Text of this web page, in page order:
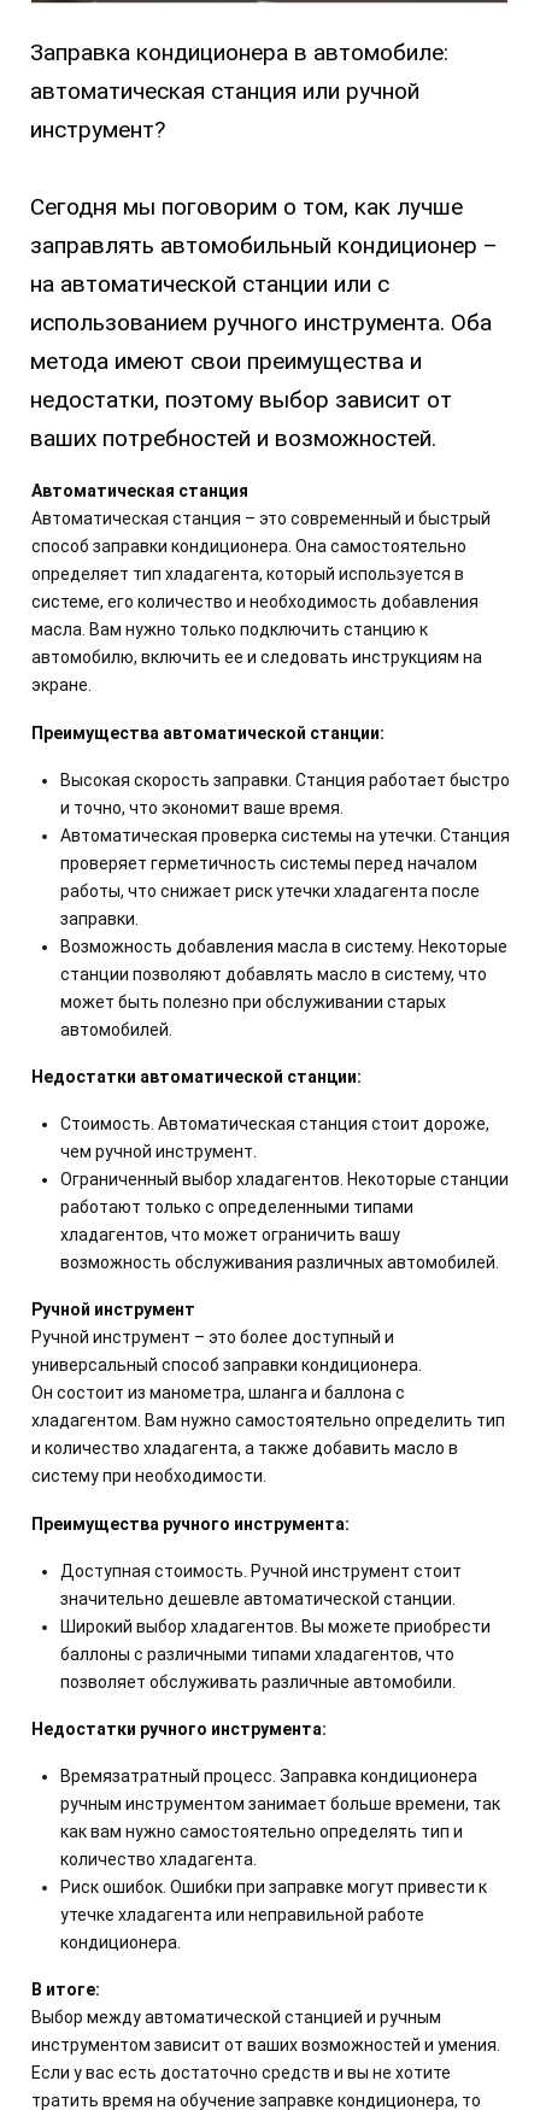
Заправка кондиционера в автомобиле:
автоматическая станция или ручной
инструмент?
Сегодня мы поговорим о том, как лучше
заправлять автомобильный кондиционер –
на автоматической станции или с
использованием ручного инструмента. Оба
метода имеют свои преимущества и
недостатки, поэтому выбор зависит от
ваших потребностей и возможностей.
Автоматическая станция
Автоматическая станция – это современный и быстрый
способ заправки кондиционера. Она самостоятельно
определяет тип хладагента, который используется в
системе, его количество и необходимость добавления
масла. Вам нужно только подключить станцию к
автомобилю, включить ее и следовать инструкциям на
экране.
Преимущества автоматической станции:
Высокая скорость заправки. Станция работает быстро
и точно, что экономит ваше время.
Автоматическая проверка системы на утечки. Станция
проверяет герметичность системы перед началом
работы, что снижает риск утечки хладагента после
заправки.
Возможность добавления масла в систему. Некоторые
станции позволяют добавлять масло в систему, что
может быть полезно при обслуживании старых
автомобилей.
Недостатки автоматической станции:
Стоимость. Автоматическая станция стоит дороже,
чем ручной инструмент.
Ограниченный выбор хладагентов. Некоторые станции
работают только с определенными типами
хладагентов, что может ограничить вашу
возможность обслуживания различных автомобилей.
Ручной инструмент
Ручной инструмент – это более доступный и
универсальный способ заправки кондиционера.
Он состоит из манометра, шланга и баллона с
хладагентом. Вам нужно самостоятельно определить тип
и количество хладагента, а также добавить масло в
систему при необходимости.
Преимущества ручного инструмента:
Доступная стоимость. Ручной инструмент стоит
значительно дешевле автоматической станции.
Широкий выбор хладагентов. Вы можете приобрести
баллоны с различными типами хладагентов, что
позволяет обслуживать различные автомобили.
Недостатки ручного инструмента:
Времязатратный процесс. Заправка кондиционера
ручным инструментом занимает больше времени, так
как вам нужно самостоятельно определять тип и
количество хладагента.
Риск ошибок. Ошибки при заправке могут привести к
утечке хладагента или неправильной работе
кондиционера.
В итоге:
Выбор между автоматической станцией и ручным
инструментом зависит от ваших возможностей и умения.
Если у вас есть достаточно средств и вы не хотите
тратить время на обучение заправке кондиционера, то